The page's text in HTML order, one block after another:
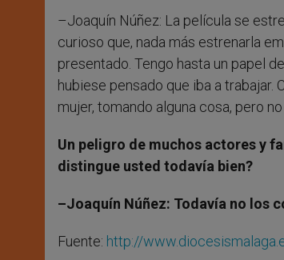
–Joaquín Núñez: La película se
curioso que, nada más estrenarla
presentado. Tengo hasta un papel
hubiese pensado que iba a trabajar.
mujer, tomando alguna cosa, pero
Un peligro de muchos actores y
distingue usted todavía bien?
–Joaquín Núñez: Todavía no los
Fuente: http://